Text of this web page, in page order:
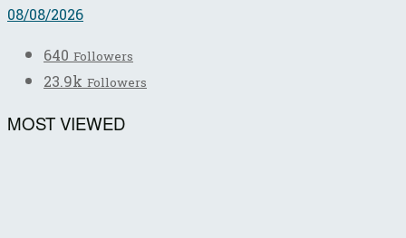
08/08/2026
640 Followers
23.9k Followers
MOST VIEWED